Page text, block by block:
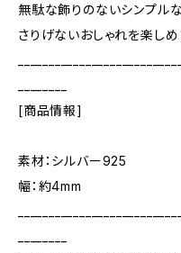
無駄な飾りのないシンプルな
さりげないおしゃれを楽しめ
[商品情報]
素材：シルバー925
幅：約4mm